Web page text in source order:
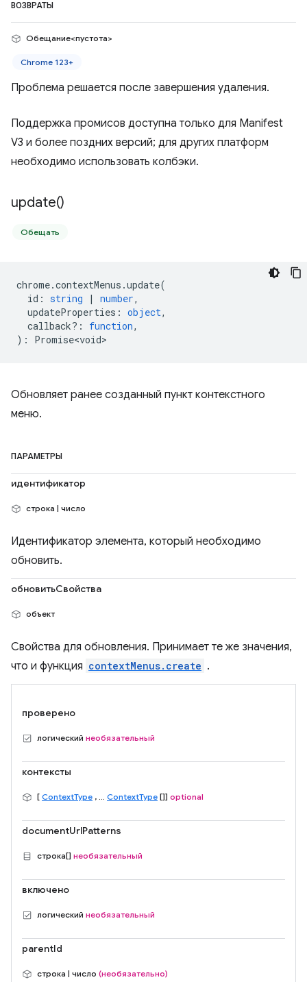
ВОЗВРАТЫ
Обещание<пустота>
Chrome 123+
Проблема решается после завершения удаления.
Поддержка промисов доступна только для Manifest
V3 и более поздних версий; для других платформ
необходимо использовать колбэки.
update()
Обещать
chrome.contextMenus .update(
id : string | number,
updateProperties : object,
callback? : function,
) : Promise<void>
Обновляет ранее созданный пункт контекстного
меню.
ПАРАМЕТРЫ
идентификатор
строка | число
Идентификатор элемента, который необходимо
обновить.
обновитьСвойства
объект
Свойства для обновления. Принимает те же значения,
что и функция contextMenus.create .
проверено
логический необязательный
контексты
[ ContextType , ... ContextType []] optional
documentUrlPatterns
строка[] необязательный
включено
логический необязательный
parentId
строка | число (необязательно)